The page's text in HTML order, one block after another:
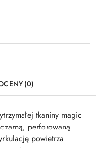
(0)
tkaniny magic
perforowaną
powietrza